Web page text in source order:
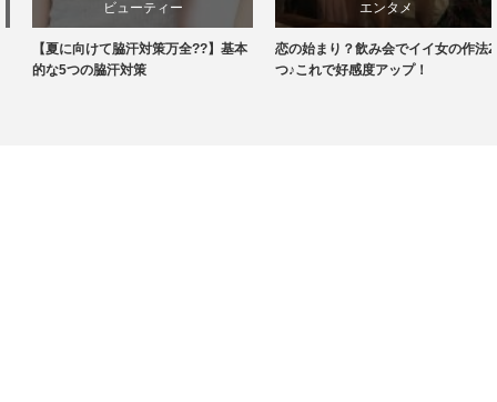
ビューティー
【夏に向けて脇汗対策万全??】基本
的な5つの脇汗対策
エンタメ
恋の始まり？飲み会でイイ女の作法2
つ♪これで好感度アップ！